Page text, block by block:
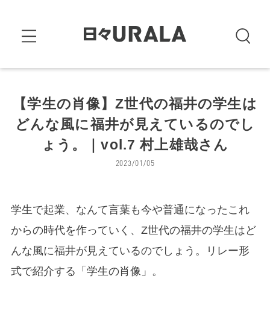
【学生の肖像】Z世代の福井の学生は
どんな風に福井が見えているのでし
ょう。｜vol.7 村上雄哉さん
2023/01/05
学生で起業、なんて言葉も今や普通になったこれ
からの時代を作っていく、Z世代の福井の学生はど
んな風に福井が見えているのでしょう。リレー形
式で紹介する「学生の肖像」。